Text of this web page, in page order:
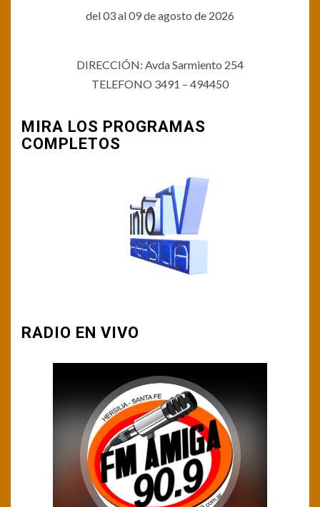
del 03 al 09 de agosto de 2026
DIRECCIÓN: Avda Sarmiento 254
TELEFONO 3491 – 494450
MIRA LOS PROGRAMAS
COMPLETOS
RADIO EN VIVO